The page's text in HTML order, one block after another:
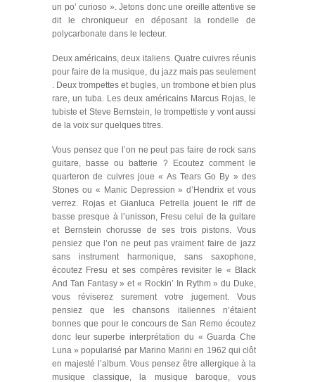
un po’ curioso ». Jetons donc une oreille attentive se
dit le chroniqueur en déposant la rondelle de
polycarbonate dans le lecteur.
Deux américains, deux italiens. Quatre cuivres réunis
pour faire de la musique, du jazz mais pas seulement
. Deux trompettes et bugles, un trombone et bien plus
rare, un tuba. Les deux américains Marcus Rojas, le
tubiste et Steve Bernstein, le trompettiste y vont aussi
de la voix sur quelques titres.
Vous pensez que l’on ne peut pas faire de rock sans
guitare, basse ou batterie ? Ecoutez comment le
quarteron de cuivres joue « As Tears Go By » des
Stones ou « Manic Depression » d’Hendrix et vous
verrez. Rojas et Gianluca Petrella jouent le riff de
basse presque à l’unisson, Fresu celui de la guitare
et Bernstein chorusse de ses trois pistons. Vous
pensiez que l’on ne peut pas vraiment faire de jazz
sans instrument harmonique, sans saxophone,
écoutez Fresu et ses compères revisiter le « Black
And Tan Fantasy » et « Rockin’ In Rythm » du Duke,
vous réviserez surement votre jugement. Vous
pensiez que les chansons italiennes n’étaient
bonnes que pour le concours de San Remo écoutez
donc leur superbe interprétation du « Guarda Che
Luna » popularisé par Marino Marini en 1962 qui clôt
en majesté l’album. Vous pensez être allergique à la
musique classique, la musique baroque, vous